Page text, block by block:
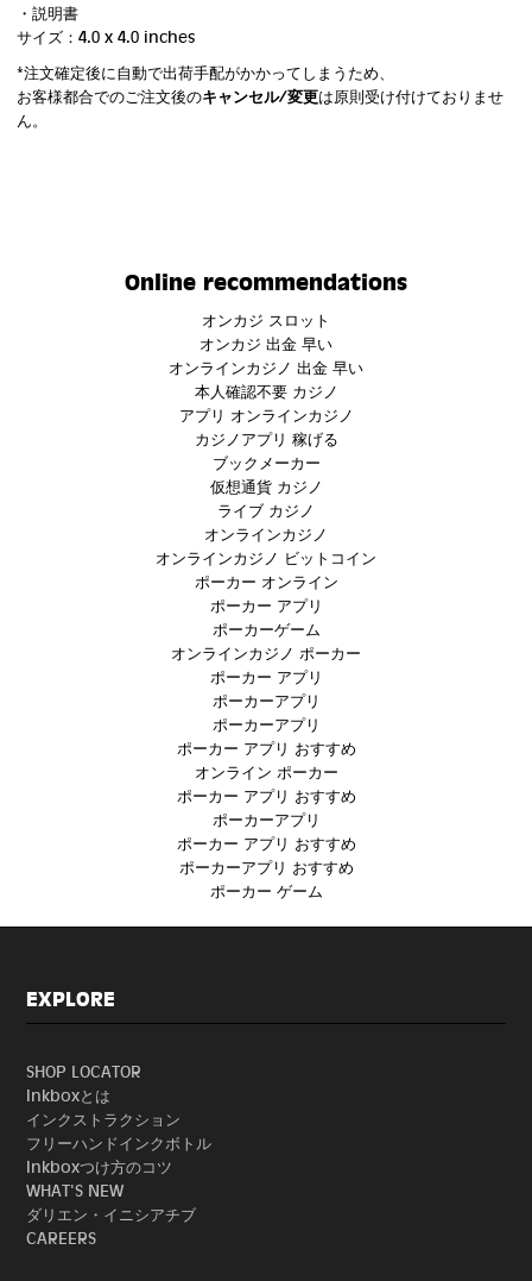
・説明書
サイズ：4.0 x 4.0 inches
*注文確定後に自動で出荷手配がかかってしまうため、
お客様都合でのご注文後のキャンセル/変更は原則受け付けておりませ
ん。
Online recommendations
オンカジ スロット
オンカジ 出金 早い
オンラインカジノ 出金 早い
本人確認不要 カジノ
アプリ オンラインカジノ
カジノアプリ 稼げる
ブックメーカー
仮想通貨 カジノ
ライブ カジノ
オンラインカジノ
オンラインカジノ ビットコイン
ポーカー オンライン
ポーカー アプリ
ポーカーゲーム
オンラインカジノ ポーカー
ポーカー アプリ
ポーカーアプリ
ポーカーアプリ
ポーカー アプリ おすすめ
オンライン ポーカー
ポーカー アプリ おすすめ
ポーカーアプリ
ポーカー アプリ おすすめ
ポーカーアプリ おすすめ
ポーカー ゲーム
EXPLORE
SHOP LOCATOR
Inkboxとは
インクストラクション
フリーハンドインクボトル
Inkboxつけ方のコツ
WHAT'S NEW
ダリエン・イニシアチブ
CAREERS